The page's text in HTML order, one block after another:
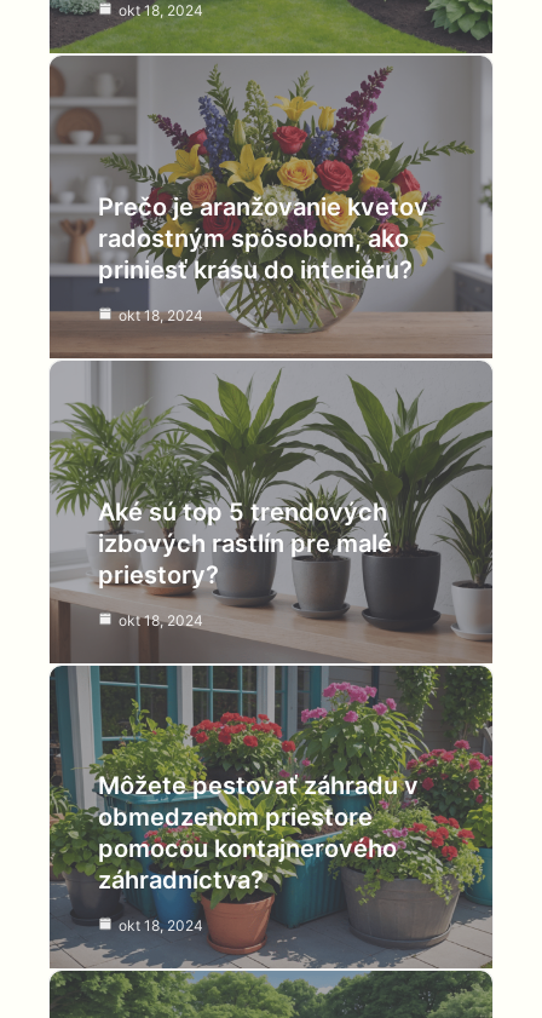
okt 18, 2024
Prečo je aranžovanie kvetov
radostným spôsobom, ako
priniesť krásu do interiéru?
okt 18, 2024
Aké sú top 5 trendových
izbových rastlín pre malé
priestory?
okt 18, 2024
Môžete pestovať záhradu v
obmedzenom priestore
pomocou kontajnerového
záhradníctva?
okt 18, 2024